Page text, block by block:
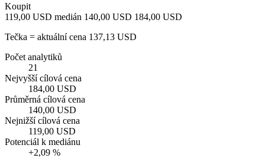
Koupit
119,00 USD medián 140,00 USD 184,00 USD
Tečka = aktuální cena 137,13 USD
Počet analytiků
21
Nejvyšší cílová cena
184,00 USD
Průměrná cílová cena
140,00 USD
Nejnižší cílová cena
119,00 USD
Potenciál k mediánu
+2,09 %